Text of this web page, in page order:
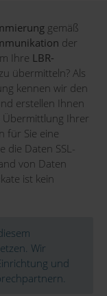
gemäß
der
Ihre LBR-
zu übermitteln? Als
kennen wir den
erstellen Ihnen
Übermittlung Ihrer
für Sie eine
die Daten SSL-
von Daten
ist kein
Wir
und